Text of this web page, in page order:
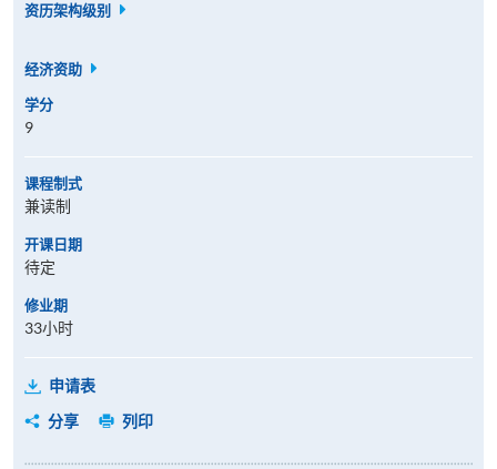
资历架构级别
经济资助
学分
9
课程制式
兼读制
开课日期
待定
修业期
33小时
申请表
分享
列印